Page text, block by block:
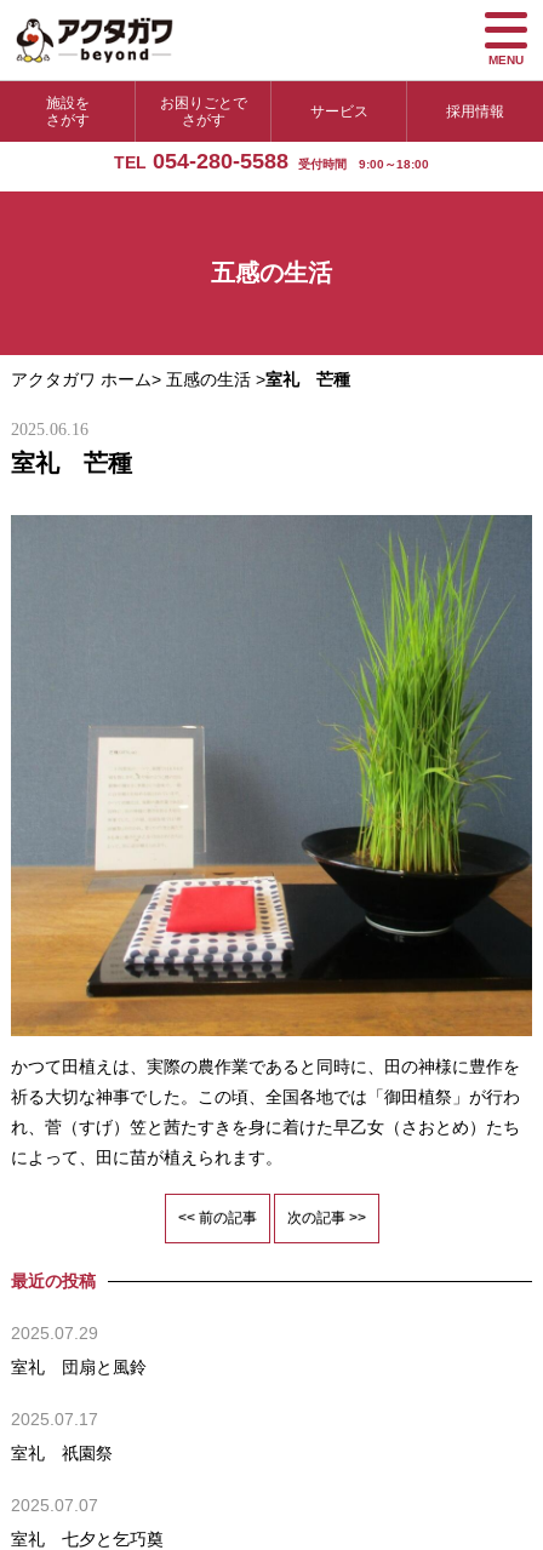
施設を
さがす
お困りごとで
さがす
サービス 採用情報
TEL 054-280-5588 受付時間 9:00～18:00
MENU
五感の生活
アクタガワ ホーム> 五感の生活>室礼 芒種
2025.06.16
室礼 芒種
かつて田植えは、実際の農作業であると同時に、田の神様に豊作を
祈る大切な神事でした。この頃、全国各地では「御田植祭」が行わ
れ、菅（すげ）笠と茜たすきを身に着けた早乙女（さおとめ）たち
によって、田に苗が植えられます。
<< 前の記事 次の記事 >>
最近の投稿
2025.07.29
室礼 団扇と風鈴
2025.07.17
室礼 祇園祭
2025.07.07
室礼 七夕と乞巧奠